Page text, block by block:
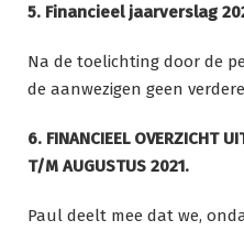
5. Financieel jaarverslag
Na de toelichting door de
de aanwezigen geen
6. FINANCIEEL OVERZICHT
T/M AUGUSTUS 2021.
Paul deelt mee dat we,